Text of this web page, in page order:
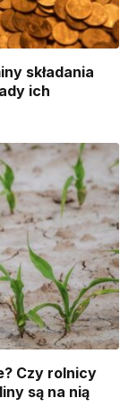
składania
ich
Czy rolnicy
są na nią